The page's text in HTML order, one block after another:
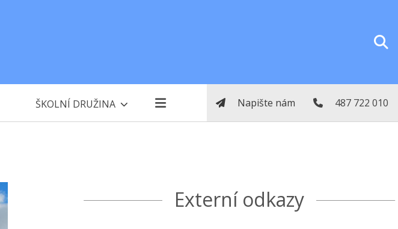
ŠKOLNÍ DRUŽINA Napište nám 487 722 010
Externí odkazy